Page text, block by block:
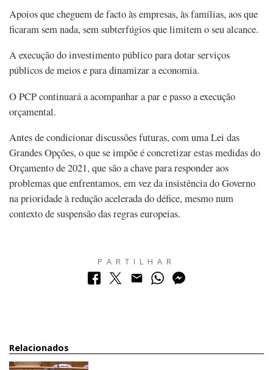
Apoios que cheguem de facto às empresas, às famílias, aos que
ficaram sem nada, sem subterfúgios que limitem o seu alcance.
A execução do investimento público para dotar serviços
públicos de meios e para dinamizar a economia.
O PCP continuará a acompanhar a par e passo a execução
orçamental.
Antes de condicionar discussões futuras, com uma Lei das
Grandes Opções, o que se impõe é concretizar estas medidas do
Orçamento de 2021, que são a chave para responder aos
problemas que enfrentamos, em vez da insistência do Governo
na prioridade à redução acelerada do défice, mesmo num
contexto de suspensão das regras europeias.
PARTILHAR
Relacionados